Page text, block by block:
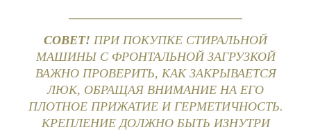
СОВЕТ! ПРИ ПОКУПКЕ СТИРАЛЬНОЙ
МАШИНЫ С ФРОНТАЛЬНОЙ ЗАГРУЗКОЙ
ВАЖНО ПРОВЕРИТЬ, КАК ЗАКРЫВАЕТСЯ
ЛЮК, ОБРАЩАЯ ВНИМАНИЕ НА ЕГО
ПЛОТНОЕ ПРИЖАТИЕ И ГЕРМЕТИЧНОСТЬ.
КРЕПЛЕНИЕ ДОЛЖНО БЫТЬ ИЗНУТРИ